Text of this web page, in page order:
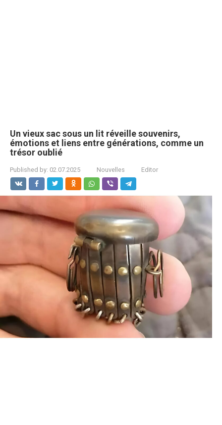
Un vieux sac sous un lit réveille souvenirs,
émotions et liens entre générations, comme un
trésor oublié
Published by: 02.07.2025 Nouvelles Editor